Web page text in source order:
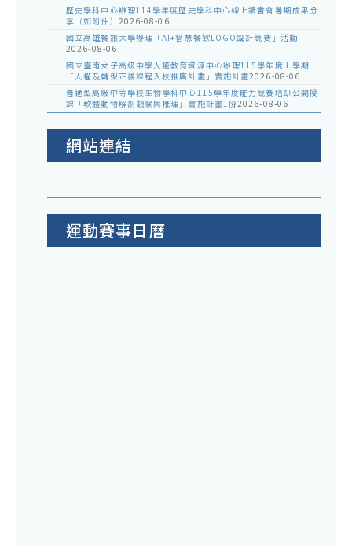
歷史學科中心辦理114學年度歷史學科中心線上讀書會暑期成果分
享（如附件） 2026-08-06
國立高雄餐旅大學辦理「AI+智慧餐飲LOGO設計競賽」活動
2026-08-06
國立臺南女子高級中學人權教育資源中心辦理115學年度上學期
「人權及轉型正義課程入校推廣計畫」實施計畫2026-08-06
普通型高級中等學校生物學科中心115學年度能力競賽培訓公開授
課「軟體動物解剖觀察與推理」實施計畫1份2026-08-06
網站連結
運動賽事日曆